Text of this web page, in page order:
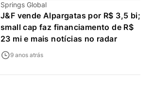
Springs Global
J&F vende Alpargatas por R$ 3,5 bi;
small cap faz financiamento de R$
23 mi e mais notícias no radar
9 anos atrás